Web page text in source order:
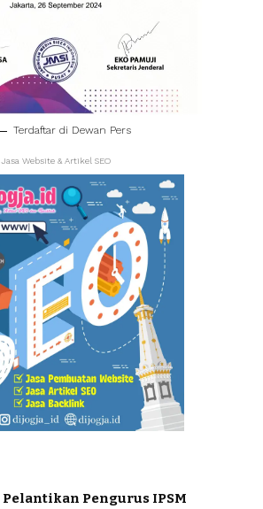
Terdaftar di Dewan Pers
Jasa Website & Artikel SEO
Pelantikan Pengurus IPSM